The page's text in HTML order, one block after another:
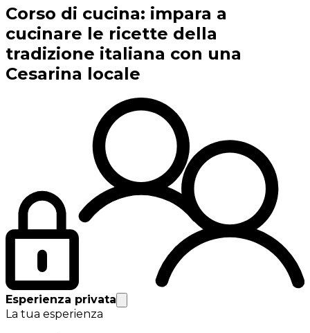
Corso di cucina: impara a
cucinare le ricette della
tradizione italiana con una
Cesarina locale
Esperienza privata
La tua esperienza